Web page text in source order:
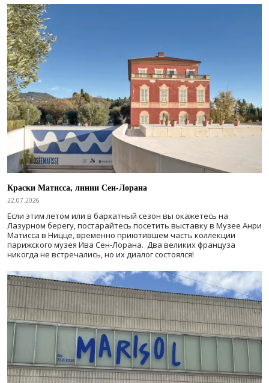
Краски Матисса, линии Сен-Лорана
22.07.2026
Если этим летом или в бархатный сезон вы окажетесь на
Лазурном берегу, постарайтесь посетить выставку в Музее Анри
Матисса в Ницце, временно приютившем часть коллекции
парижского музея Ива Сен-Лорана. Два великих француза
никогда не встречались, но их диалог состоялся!